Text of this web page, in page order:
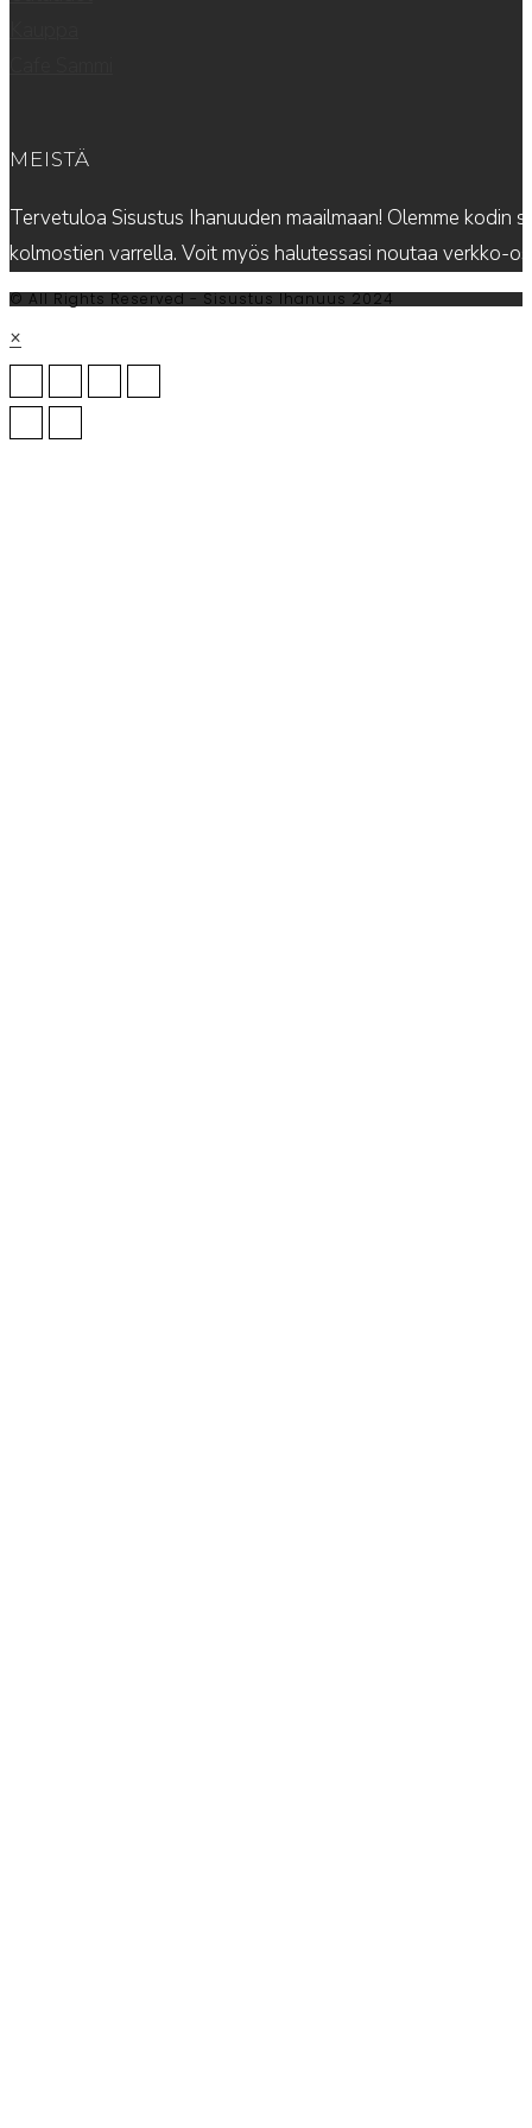
MEISTÄ
Tervetuloa Sisustus Ihanuuden maailmaan! Olemme kodin
kolmostien varrella. Voit myös halutessasi noutaa verkko-
© All Rights Reserved - Sisustus Ihanuus 2024
×